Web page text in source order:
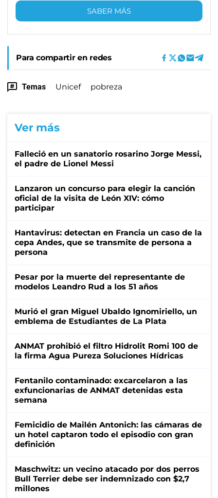
SABER MÁS
Para compartir en redes
Temas Unicef pobreza
Ver más
Falleció en un sanatorio rosarino Jorge Messi,
el padre de Lionel Messi
Lanzaron un concurso para elegir la canción
oficial de la visita de León XIV: cómo
participar
Hantavirus: detectan en Francia un caso de la
cepa Andes, que se transmite de persona a
persona
Pesar por la muerte del representante de
modelos Leandro Rud a los 51 años
Murió el gran Miguel Ubaldo Ignomiriello, un
emblema de Estudiantes de La Plata
ANMAT prohibió el filtro Hidrolit Romi 100 de
la firma Agua Pureza Soluciones Hídricas
Fentanilo contaminado: excarcelaron a las
exfuncionarias de ANMAT detenidas esta
semana
Femicidio de Mailén Antonich: las cámaras de
un hotel captaron todo el episodio con gran
definición
Maschwitz: un vecino atacado por dos perros
Bull Terrier debe ser indemnizado con $2,7
millones